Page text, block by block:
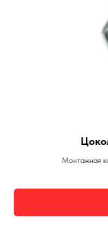
Монтажная